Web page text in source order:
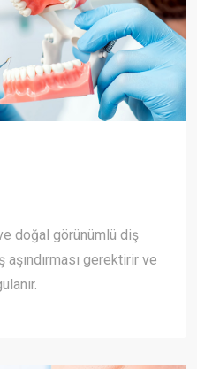
doğal görünümlü diş
gerektirir ve